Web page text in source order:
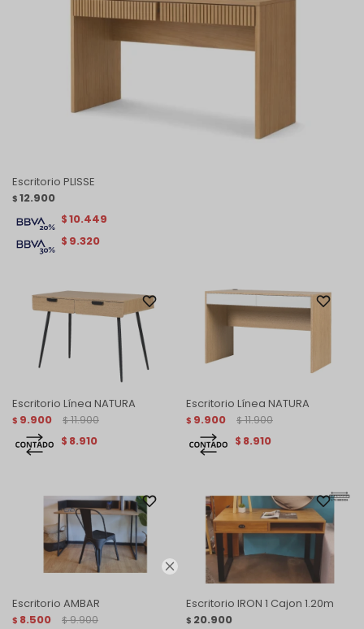

Escritorio PLISSE
$ 12.900
$ 9.320
$10.449
Escritorio Línea NATURA
$ 9.900 $ 11.900
$ 8.910
Escritorio Línea NATURA
$ 9.900 $ 11.900
$ 8.910
Escritorio AMBAR
$ 8.500 $ 9.900
Escritorio IRON 1 Cajon 1.20m
$ 20.900